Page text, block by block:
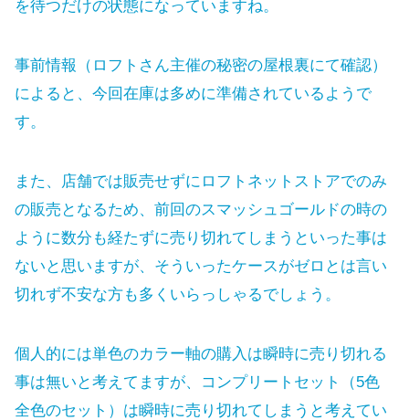
を待つだけの状態になっていますね。
事前情報（ロフトさん主催の秘密の屋根裏にて確認）
によると、今回在庫は多めに準備されているようで
す。
また、店舗では販売せずにロフトネットストアでのみ
の販売となるため、前回のスマッシュゴールドの時の
ように数分も経たずに売り切れてしまうといった事は
ないと思いますが、そういったケースがゼロとは言い
切れず不安な方も多くいらっしゃるでしょう。
個人的には単色のカラー軸の購入は瞬時に売り切れる
事は無いと考えてますが、コンプリートセット（5色
全色のセット）は瞬時に売り切れてしまうと考えてい